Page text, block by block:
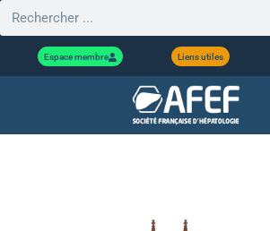
Espace membre Liens utiles